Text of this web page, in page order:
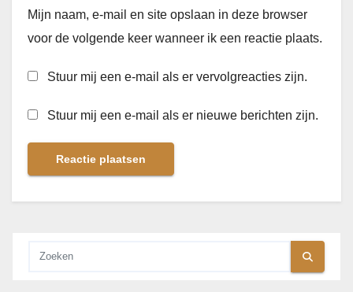
Mijn naam, e-mail en site opslaan in deze browser
voor de volgende keer wanneer ik een reactie plaats.
Stuur mij een e-mail als er vervolgreacties zijn.
Stuur mij een e-mail als er nieuwe berichten zijn.